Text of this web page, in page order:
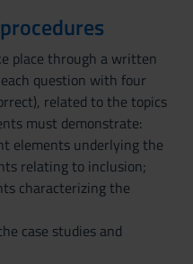
place through a written
question with four
related to the topics
must demonstrate:
elements underlying the
relating to inclusion;
characterizing the
case studies and